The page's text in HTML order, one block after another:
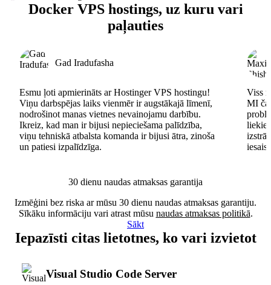
Docker VPS hostings, uz kuru vari
paļauties
Gad Iradufasha
Esmu ļoti apmierināts ar Hostinger VPS hostingu!
Viņu darbspējas laiks vienmēr ir augstākajā līmenī,
nodrošinot manas vietnes nevainojamu darbību.
Ikreiz, kad man ir bijusi nepieciešama palīdzība,
viņu tehniskā atbalsta komanda ir bijusi ātra, zinoša
un patiesi izpalīdzīga.
Viss
MI
30 dienu naudas atmaksas garantija
Izmēģini bez riska ar mūsu 30 dienu naudas atmaksas garantiju.
Sīkāku informāciju vari atrast mūsu naudas atmaksas politikā.
Sākt
Iepazīsti citas lietotnes, ko vari izvietot
Visual Studio Code Server